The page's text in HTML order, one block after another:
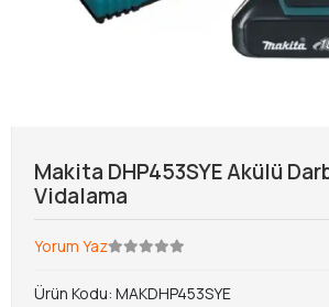
Makita DHP453SYE Akülü
Vidalama
Yorum Yaz
Ürün Kodu: MAKDHP453SYE